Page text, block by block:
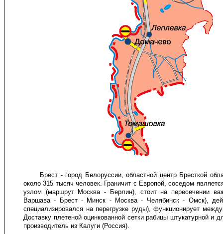
Брест - город Белоруссии, областной центр Бресткой
около 315 тысяч человек. Граничит с Европой, соседом
узлом (маршрут Москва - Берлин), стоит на пересечении
Варшава - Брест - Минск - Москва - Челябинск - Омск),
специализировался на перегрузке руды), функционирует
Доставку плетеной оцинкованной сетки рабицы штукатурной и
производитель из Калуги (Россия).